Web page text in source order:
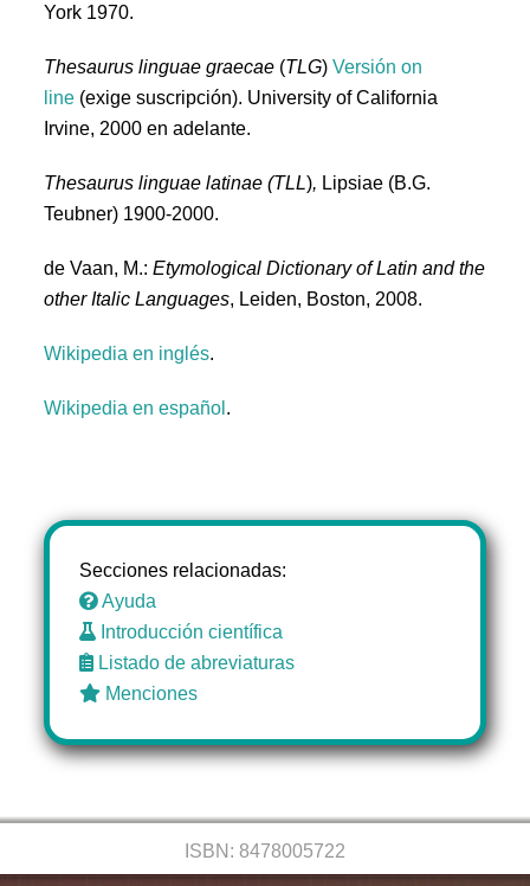
York 1970.
Thesaurus linguae graecae (TLG)Versión on
line (exige suscripción). University of California
Irvine, 2000 en adelante.
Thesaurus linguae latinae (TLL), Lipsiae (B.G.
Teubner) 1900-2000.
de Vaan, M.:Etymological Dictionary of Latin and the
other Italic Languages, Leiden, Boston, 2008.
Wikipedia en inglés.
Wikipedia en español .
Secciones relacionadas:
Ayuda
Introducción científica
Listado de abreviaturas
Menciones
ISBN: 8478005722